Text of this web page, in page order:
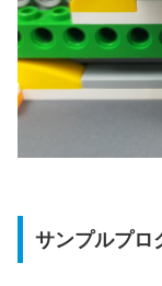
サンプルプロ